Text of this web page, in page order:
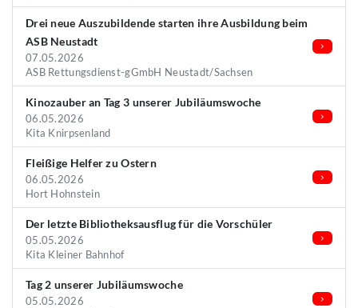
Drei neue Auszubildende starten ihre Ausbildung beim
ASB Neustadt
07.05.2026
ASB Rettungsdienst-gGmbH Neustadt/Sachsen
Kinozauber an Tag 3 unserer Jubiläumswoche
06.05.2026
Kita Knirpsenland
Fleißige Helfer zu Ostern
06.05.2026
Hort Hohnstein
Der letzte Bibliotheksausflug für die Vorschüler
05.05.2026
Kita Kleiner Bahnhof
Tag 2 unserer Jubiläumswoche
05.05.2026